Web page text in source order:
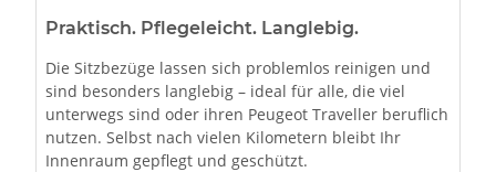
Praktisch. Pflegeleicht. Langlebig.
Die Sitzbezüge lassen sich problemlos reinigen und
sind besonders langlebig – ideal für alle, die viel
unterwegs sind oder ihren Peugeot Traveller beruflich
nutzen. Selbst nach vielen Kilometern bleibt Ihr
Innenraum gepflegt und geschützt.